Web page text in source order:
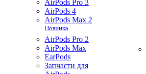
AirPods Pro 3
AirPods 4
AirPods Max 2
Новинка
AirPods Pro 2
AirPods Max
EarPods
Запчасти для